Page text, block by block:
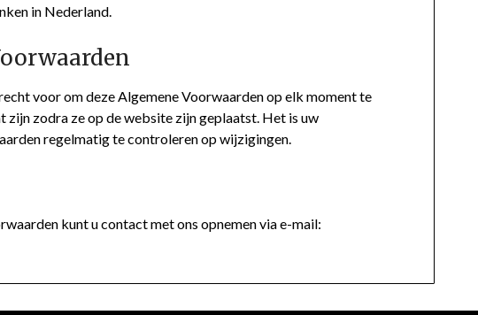
in Nederland.
voor om deze Algemene Voorwaarden op elk moment te
zodra ze op de website zijn geplaatst. Het is uw
regelmatig te controleren op wijzigingen.
kunt u contact met ons opnemen via e-mail: